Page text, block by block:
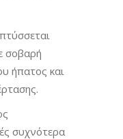
σοβαρή
ήπατος και
συχνότερα